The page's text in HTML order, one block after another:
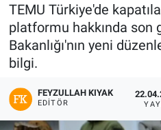
TEMU Türkiye'de
platformu hakkında son
Bakanlığı'nın yeni
bilgi.
FEYZULLAH KIYAK
EDITÖR